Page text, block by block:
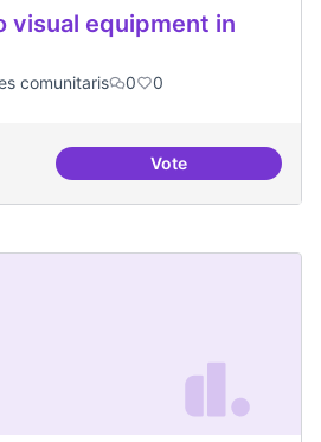
visual equipment in
comunitaris 0 0
VoteHelp with audio